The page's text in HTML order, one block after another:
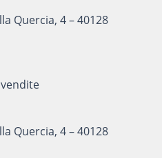
Quercia, 4 – 40128
Quercia, 4 – 40128